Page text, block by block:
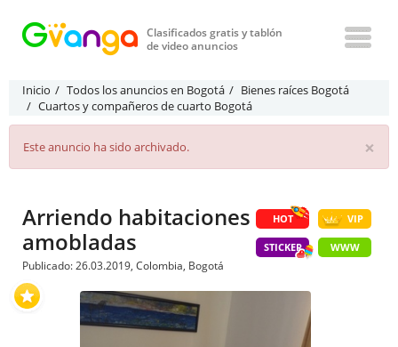
Clasificados gratis y tablón
de video anuncios
Inicio Todos los anuncios en Bogotá
Bienes raíces Bogotá
Cuartos y compañeros de cuarto Bogotá
×
Este anuncio ha sido archivado.
HOT VIP
STICKER WWW
Arriendo habitaciones
amobladas
Publicado: 26.03.2019, Colombia, Bogotá